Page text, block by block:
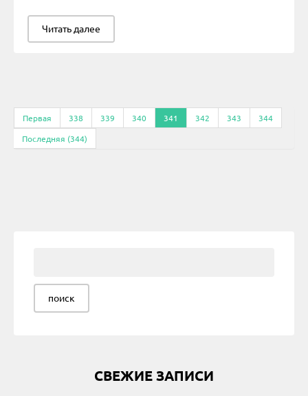
Читать далее
Первая 338 339 340 341 342 343
344
Последняя (344)
СВЕЖИЕ ЗАПИСИ